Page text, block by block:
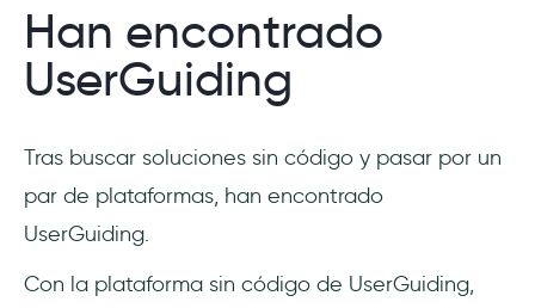
Han encontrado
UserGuiding
Tras buscar soluciones sin código y pasar por un
par de plataformas, han encontrado
UserGuiding.
Con la plataforma sin código de UserGuiding,